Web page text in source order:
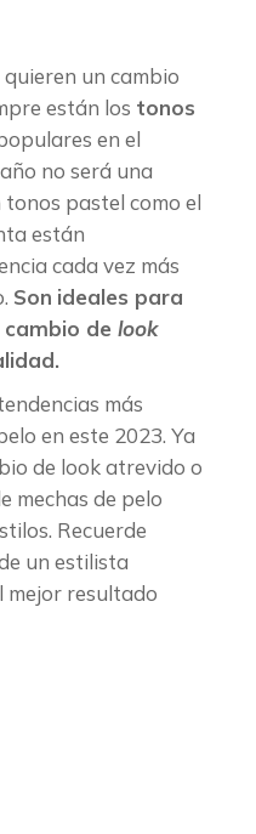
un cambio
están los tonos
en el
no será una
tonos pastel como el
están
cada vez más
Son ideales para
cambio delook
más
en este 2023. Ya
de look atrevido o
mechas de pelo
Recuerde
un estilista
resultado